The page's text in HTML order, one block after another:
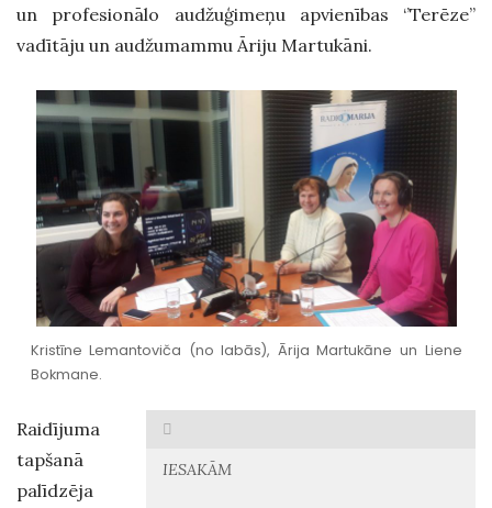
un profesionālo audžuģimeņu apvienības ‘’Terēze’’
vadītāju un audžumammu Āriju Martukāni.
Kristīne Lemantoviča (no labās), Ārija Martukāne un Liene
Bokmane.
IESAKĀM
Raidījuma
tapšanā
palīdzēja